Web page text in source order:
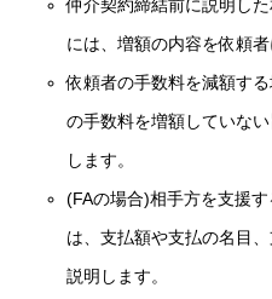
仲介契約締結前に説明し
には、増額の内容を依頼者
依頼者の手数料を減額す
の手数料を増額していな
します。
(FAの場合)相手方を支援
は、支払額や支払の名目
説明します。